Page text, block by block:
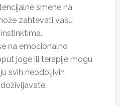
smene na
zahtevati vašu
na emocionalno
joge ili terapije mogu
svih neodoljivih